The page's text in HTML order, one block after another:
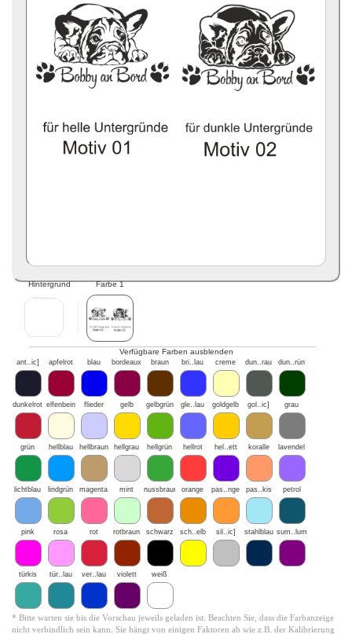
Hintergrund Farbe 1
Verfügbare Farben ausblenden
ant..ic] apfelrot blau bordeaux braun bri..lau creme dun..rau dun..rün
dunkelrot elfenbein flieder gelb gelbgrün gle..lau goldgelb gol..ic] grau
grün hellblau hellbraun hellgrau hellgrün hellrot hel..ett koralle lavendel
lichtblau lindgrün magenta mint nussbraun orange pas..nge pas..kis petrol
pink rosa rot rotbraun schwarz sch..elb sil..ic] stahlblau sum..lum
türkis tür..lau ver..lau violett weiß
* Bitte warten sie bis die Vorschau jeweils geladen ist. Beachten Sie, dass die Farbanzeige
nicht verbindlich sein kann. Sie hängt von einigen Faktoren ab wie z.B. der Kalibrierung